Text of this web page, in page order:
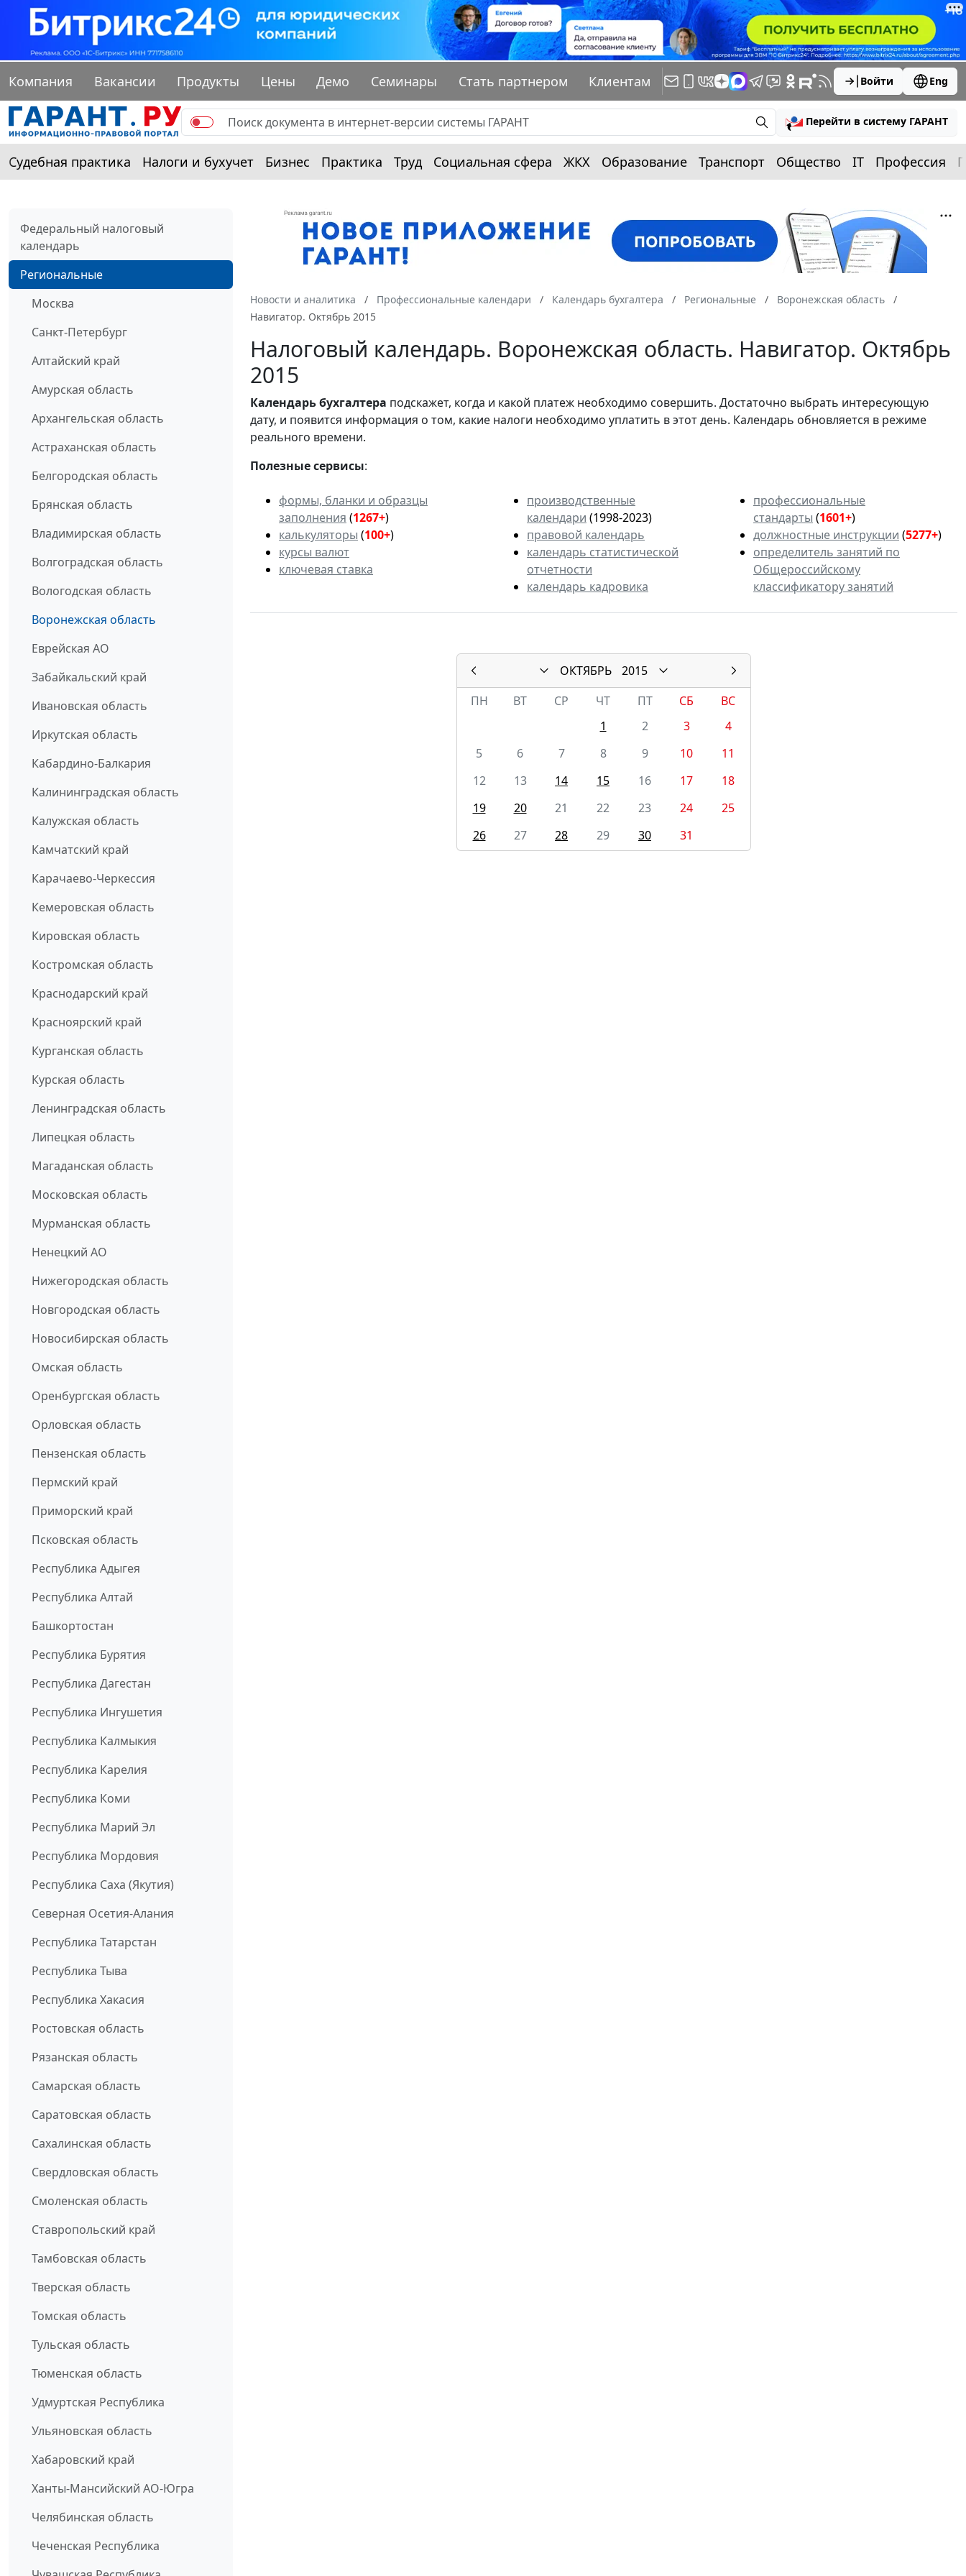
Компания Вакансии Продукты Цены Демо Семинары Стать партнером Клиентам Войти Eng
Перейти в систему ГАРАНТ
Судебная практика Налоги и бухучет Бизнес Практика Труд Социальная сфера ЖКХ Образование Транспорт Общество IT Профессия
Федеральный налоговый
календарь
Региональные
Москва
Санкт-Петербург
Алтайский край
Амурская область
Архангельская область
Астраханская область
Белгородская область
Брянская область
Владимирская область
Волгоградская область
Вологодская область
Воронежская область
Еврейская АО
Забайкальский край
Ивановская область
Иркутская область
Кабардино-Балкария
Калининградская область
Калужская область
Камчатский край
Карачаево-Черкессия
Кемеровская область
Кировская область
Костромская область
Краснодарский край
Красноярский край
Курганская область
Курская область
Ленинградская область
Липецкая область
Магаданская область
Московская область
Мурманская область
Ненецкий АО
Нижегородская область
Новгородская область
Новосибирская область
Омская область
Оренбургская область
Орловская область
Пензенская область
Пермский край
Приморский край
Псковская область
Республика Адыгея
Республика Алтай
Башкортостан
Республика Бурятия
Республика Дагестан
Республика Ингушетия
Республика Калмыкия
Республика Карелия
Республика Коми
Республика Марий Эл
Республика Мордовия
Республика Саха (Якутия)
Северная Осетия-Алания
Республика Татарстан
Республика Тыва
Республика Хакасия
Ростовская область
Рязанская область
Самарская область
Саратовская область
Сахалинская область
Свердловская область
Смоленская область
Ставропольский край
Тамбовская область
Тверская область
Томская область
Тульская область
Тюменская область
Удмуртская Республика
Ульяновская область
Хабаровский край
Ханты-Мансийский АО-Югра
Челябинская область
Чеченская Республика
Новости и аналитика Профессиональные календари Календарь бухгалтера Региональные
Воронежская область
Навигатор. Октябрь 2015
Налоговый календарь. Воронежская область. Навигатор. Октябрь
2015
Календарьбухгалтера подскажет, когда и какой платеж необходимо совершить. Достаточно выбрать интересующую
дату, и появится информация о том, какие налоги необходимо уплатить в этот день. Календарь обновляется в режиме
реального времени.
Полезные сервисы:
формы, бланки и образцы
заполнения (1267+)
калькуляторы (100+)
курсы валют
ключевая ставка
производственные
календари (1998-2023)
правовой календарь
календарь статистической
отчетности
календарь кадровика
профессиональные
стандарты (1601+)
должностные инструкции (5277+)
определитель занятий по
Общероссийскому
классификатору занятий
ОКТЯБРЬ
2015
ПН
ВТ СР ЧТ ПТ СБ
ВС
1
2 3
4
5
6 7 8 9 10
11
12
13 14 15 16 17
18
19
20 21 22 23 24
25
26
27 28 29 30 31